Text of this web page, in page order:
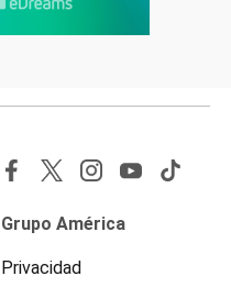
Grupo América
Privacidad